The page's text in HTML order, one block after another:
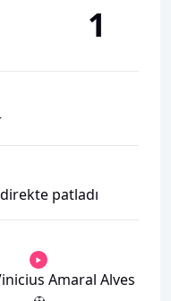
1
patladı
Amaral Alves